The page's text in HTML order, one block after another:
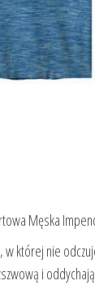
Męska
w której nie
i